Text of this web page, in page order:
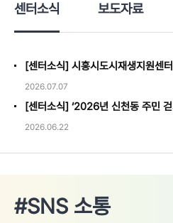
센터소식 보도자료
[센터소식] 시흥시도시재생지원센
2026.07.07
2026.06.22
#SNS 소통